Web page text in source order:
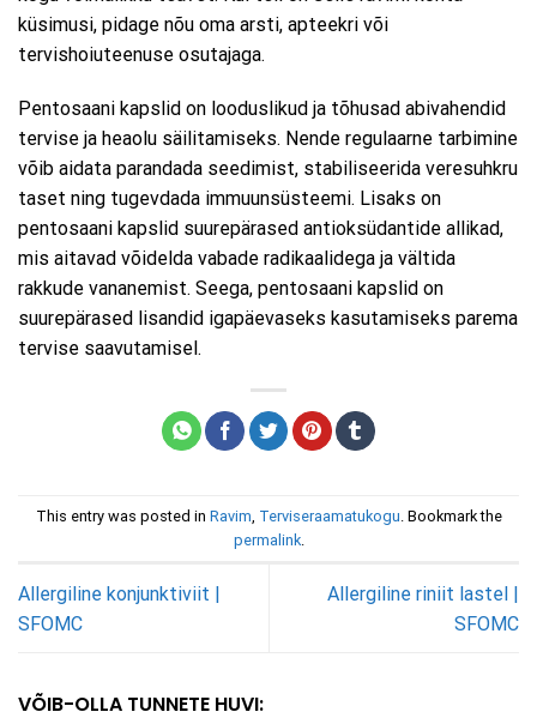
küsimusi, pidage nõu oma arsti, apteekri või
tervishoiuteenuse osutajaga.
Pentosaani kapslid on looduslikud ja tõhusad abivahendid
tervise ja heaolu säilitamiseks. Nende regulaarne tarbimine
võib aidata parandada seedimist, stabiliseerida veresuhkru
taset ning tugevdada immuunsüsteemi. Lisaks on
pentosaani kapslid suurepärased antioksüdantide allikad,
mis aitavad võidelda vabade radikaalidega ja vältida
rakkude vananemist. Seega, pentosaani kapslid on
suurepärased lisandid igapäevaseks kasutamiseks parema
tervise saavutamisel.
This entry was posted in Ravim Terviseraamatukogu . Bookmark the
permalink.
Allergiline konjunktiviit |
SFOMC
Allergiline riniit lastel |
SFOMC
VÕIB-OLLA TUNNETE HUVI: